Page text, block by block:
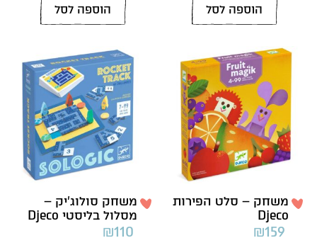
הוספה לסל הוספה לסל
משחק – סלט הפירות
Djeco
₪159
משחק סולוג’יק –
מסלול בליסטי Djeco
₪110